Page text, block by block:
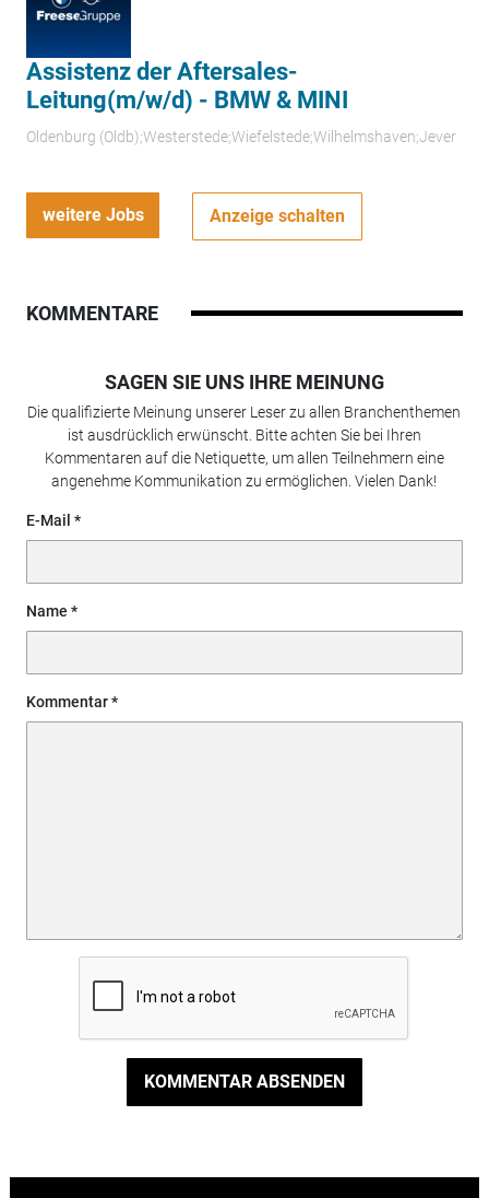
Assistenz der Aftersales-
Leitung(m/w/d) - BMW & MINI
Oldenburg (Oldb);Westerstede;Wiefelstede;Wilhelmshaven;Jever
weitere Jobs Anzeige schalten
KOMMENTARE
SAGEN SIE UNS IHRE MEINUNG
Die qualifizierte Meinung unserer Leser zu allen Branchenthemen
ist ausdrücklich erwünscht. Bitte achten Sie bei Ihren
Kommentaren auf die Netiquette, um allen Teilnehmern eine
angenehme Kommunikation zu ermöglichen. Vielen Dank!
E-Mail
Name
Kommentar
KOMMENTAR ABSENDEN